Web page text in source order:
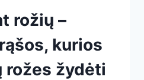
rožių –
kurios
rožes žydėti